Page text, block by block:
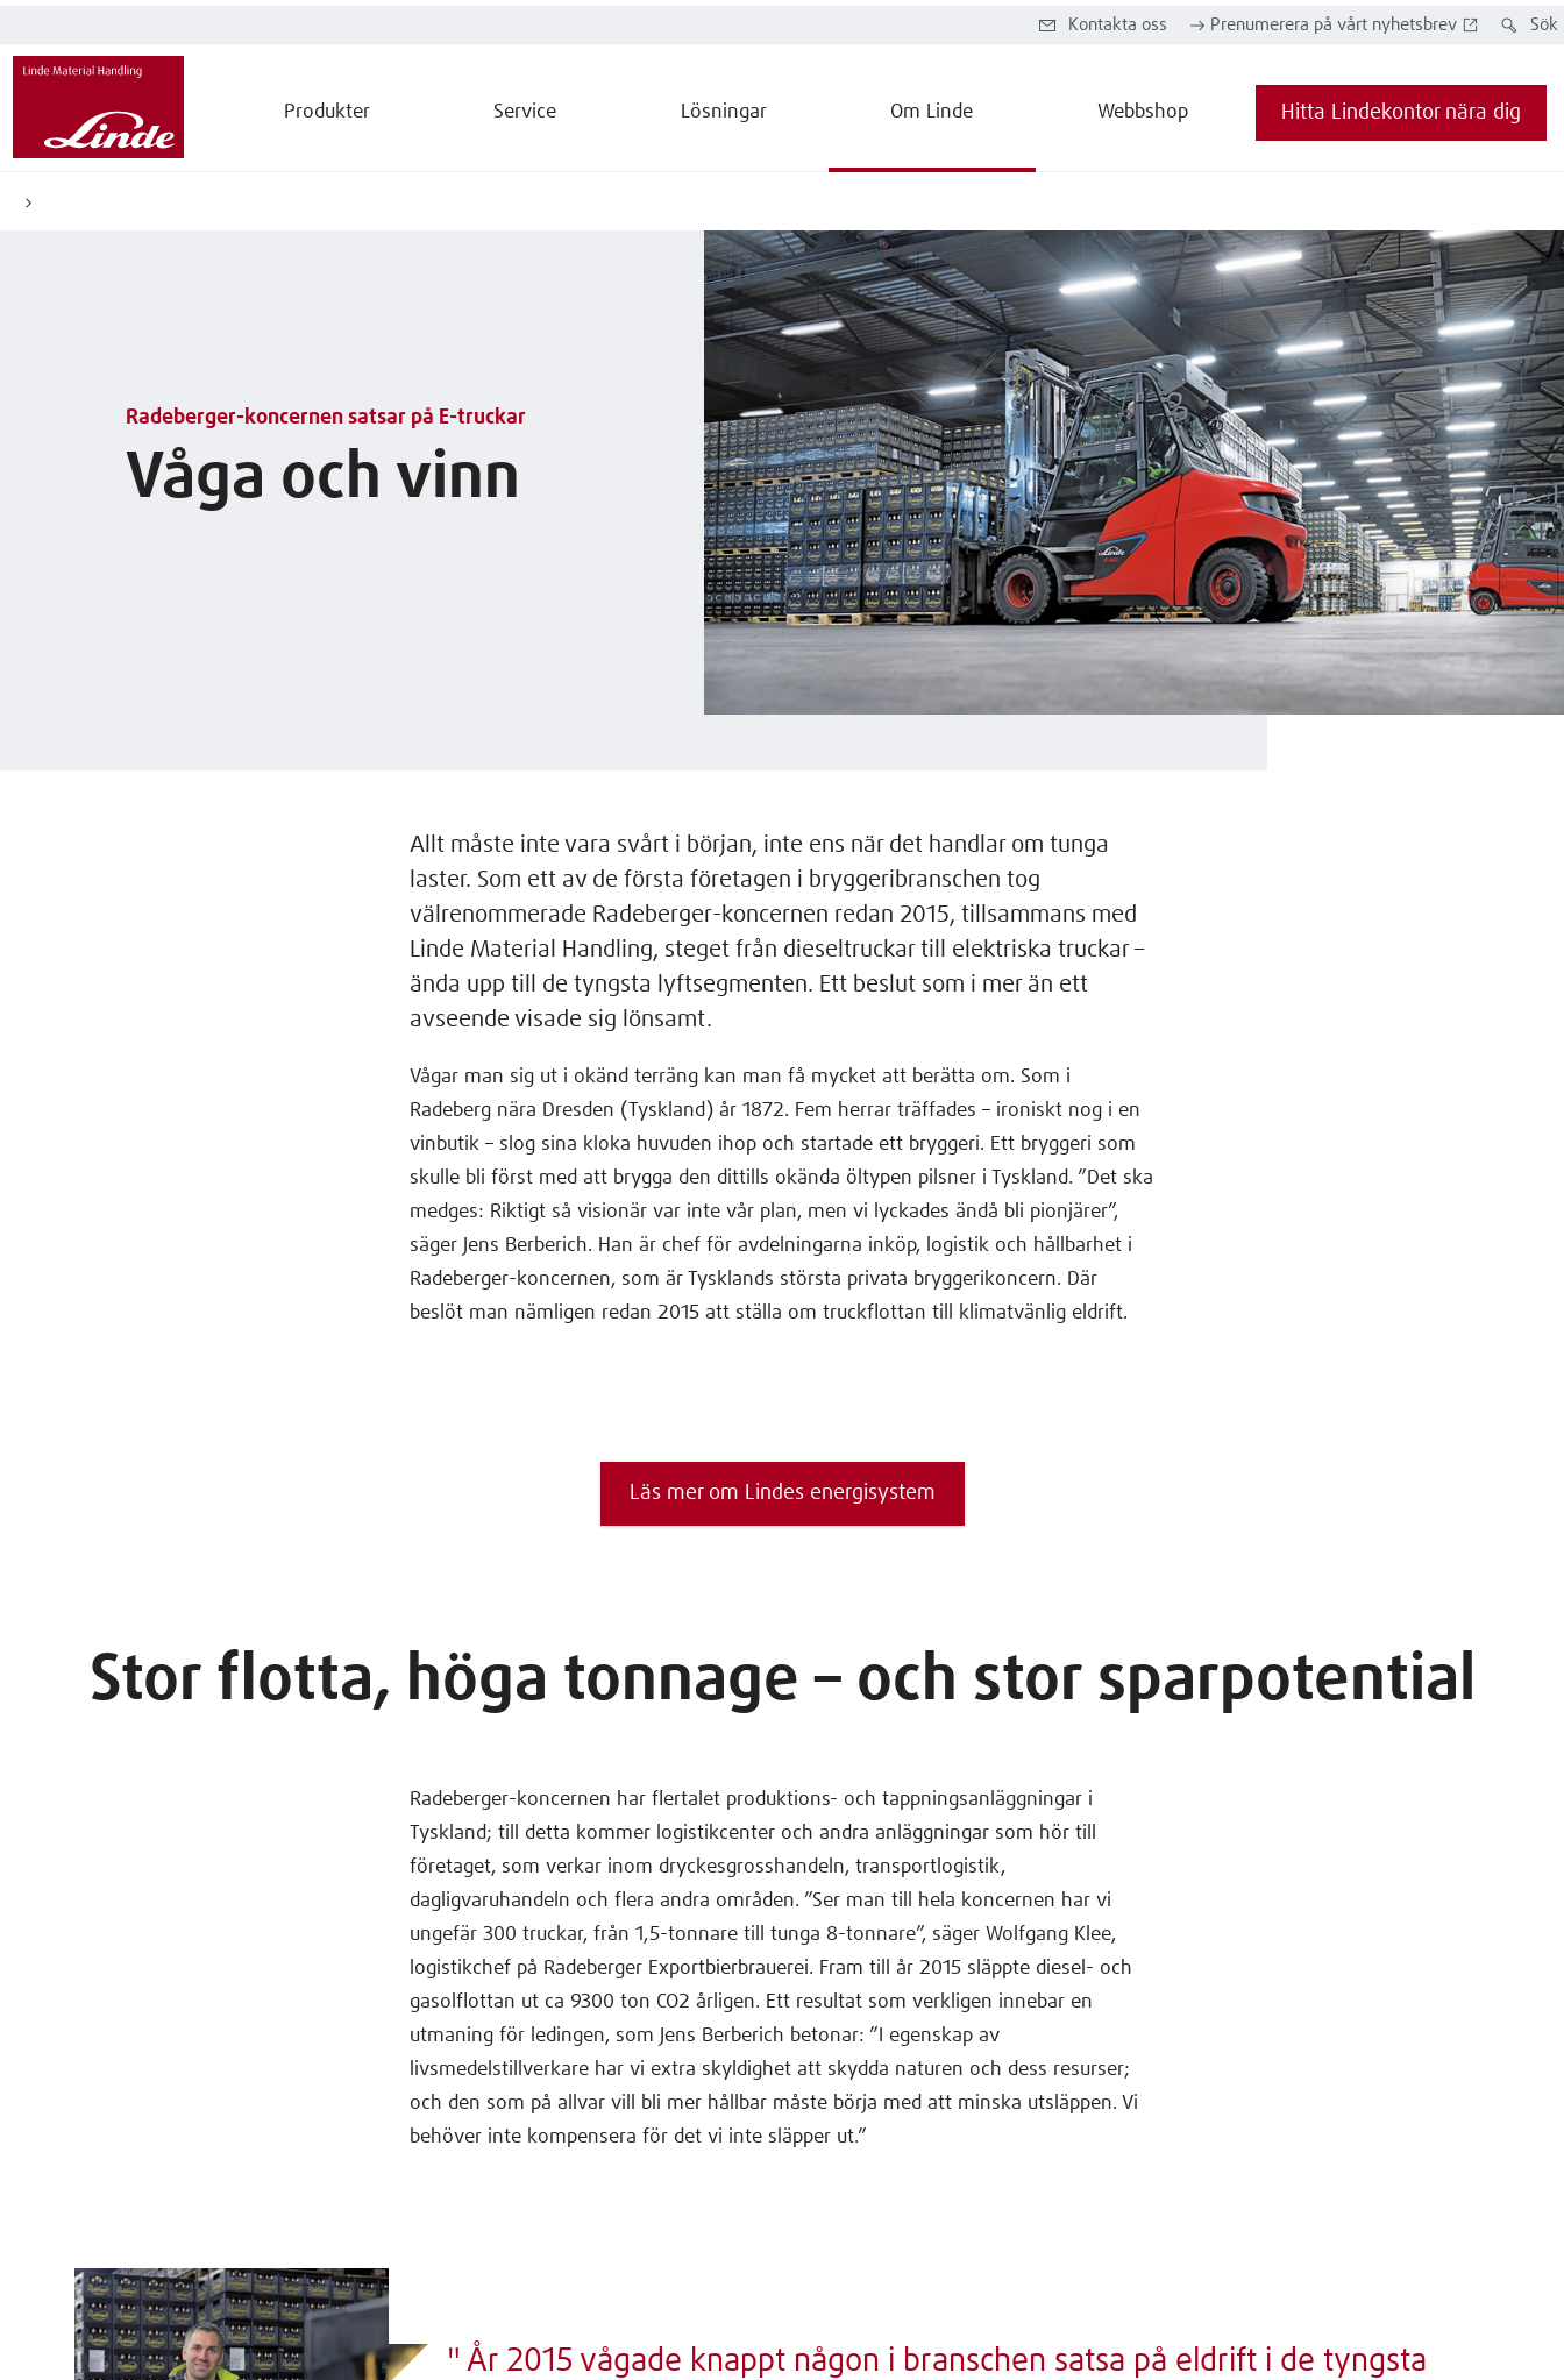
Produkter Service Lösningar Om Linde Webbshop
Sök
Prenumerera på vårt nyhetsbrev
Kontakta oss
Hitta Lindekontor nära dig
Radeberger-koncernen satsar på E-truckar
Våga och vinn
Allt måste inte vara svårt i början, inte ens när det handlar om tunga
laster. Som ett av de första företagen i bryggeribranschen tog
välrenommerade Radeberger-koncernen redan 2015, tillsammans med
Linde Material Handling, steget från dieseltruckar till elektriska truckar –
ända upp till de tyngsta lyftsegmenten. Ett beslut som i mer än ett
avseende visade sig lönsamt.
Vågar man sig ut i okänd terräng kan man få mycket att berätta om. Som i
Radeberg nära Dresden (Tyskland) år 1872. Fem herrar träffades – ironiskt nog i en
vinbutik – slog sina kloka huvuden ihop och startade ett bryggeri. Ett bryggeri som
skulle bli först med att brygga den dittills okända öltypen pilsner i Tyskland. ”Det ska
medges: Riktigt så visionär var inte vår plan, men vi lyckades ändå bli pionjärer”,
säger Jens Berberich. Han är chef för avdelningarna inköp, logistik och hållbarhet i
Radeberger-koncernen, som är Tysklands största privata bryggerikoncern. Där
beslöt man nämligen redan 2015 att ställa om truckflottan till klimatvänlig eldrift.
Läs mer om Lindes energisystem
Stor flotta, höga tonnage – och stor sparpotential
Radeberger-koncernen har flertalet produktions- och tappningsanläggningar i
Tyskland; till detta kommer logistikcenter och andra anläggningar som hör till
företaget, som verkar inom dryckesgrosshandeln, transportlogistik,
dagligvaruhandeln och flera andra områden. ”Ser man till hela koncernen har vi
ungefär 300 truckar, från 1,5-tonnare till tunga 8-tonnare”, säger Wolfgang Klee,
logistikchef på Radeberger Exportbierbrauerei. Fram till år 2015 släppte diesel- och
gasolflottan ut ca 9300 ton CO2 årligen. Ett resultat som verkligen innebar en
utmaning för ledingen, som Jens Berberich betonar: ”I egenskap av
livsmedelstillverkare har vi extra skyldighet att skydda naturen och dess resurser;
och den som på allvar vill bli mer hållbar måste börja med att minska utsläppen. Vi
behöver inte kompensera för det vi inte släpper ut.”
År 2015 vågade knappt någon i branschen satsa på eldrift i de tyngsta